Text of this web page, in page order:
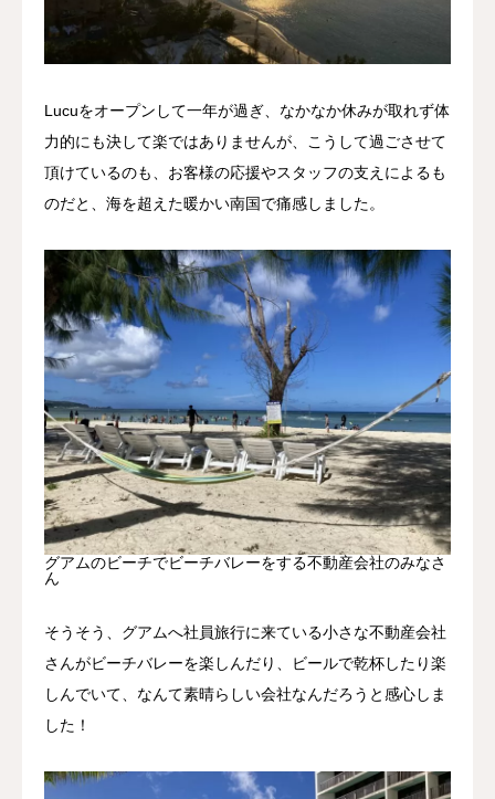
Lucuをオープンして一年が過ぎ、なかなか休みが取れず体
力的にも決して楽ではありませんが、こうして過ごさせて
頂けているのも、お客様の応援やスタッフの支えによるも
のだと、海を超えた暖かい南国で痛感しました。
グアムのビーチでビーチバレーをする不動産会社のみなさ
ん
そうそう、グアムへ社員旅行に来ている小さな不動産会社
さんがビーチバレーを楽しんだり、ビールで乾杯したり楽
しんでいて、なんて素晴らしい会社なんだろうと感心しま
した！